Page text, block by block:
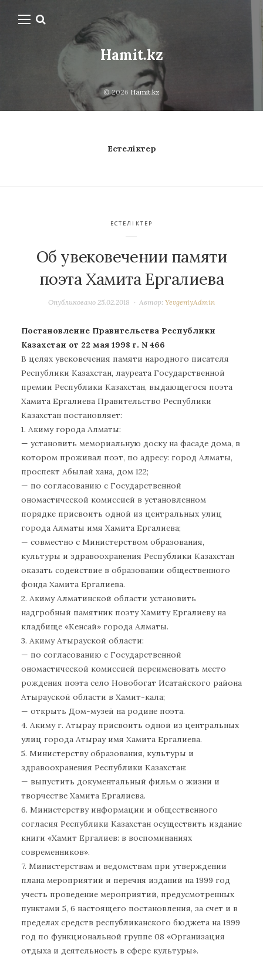
Hamit.kz
© 2026 Hamit.kz
Естеліктер
ЕСТЕЛІКТЕР
Об увековечении памяти
поэта Хамита Ергалиева
Опубликовано 25.02.2018 Автор:YevgeniyAdmin
Постановление Правительства Республики
Казахстан от 22 мая 1998 г. N 466
В целях увековечения памяти народного писателя
Республики Казахстан, лауреата Государственной
премии Республики Казахстан, выдающегося поэта
Хамита Ергалиева Правительство Республики
Казахстан постановляет:
1. Акиму города Алматы:
— установить мемориальную доску на фасаде дома, в
котором проживал поэт, по адресу: город Алматы,
проспект Абылай хана, дом 122;
— по согласованию с Государственной
ономастической комиссией в установленном
порядке присвоить одной из центральных улиц
города Алматы имя Хамита Ергалиева;
— совместно с Министерством образования,
культуры и здравоохранения Республики Казахстан
оказать содействие в образовании общественного
фонда Хамита Ергалиева.
2. Акиму Алматинской области установить
надгробный памятник поэту Хамиту Ергалиеву на
кладбище «Кенсай» города Алматы.
3. Акиму Атырауской области:
— по согласованию с Государственной
ономастической комиссией переименовать место
рождения поэта село Новобогат Исатайского района
Атырауской области в Хамит-кала;
— открыть Дом-музей на родине поэта.
4. Акиму г. Атырау присвоить одной из центральных
улиц города Атырау имя Хамита Ергалиева.
5. Министерству образования, культуры и
здравоохранения Республики Казахстан:
— выпустить документальный фильм о жизни и
творчестве Хамита Ергалиева.
6. Министерству информации и общественного
согласия Республики Казахстан осуществить издание
книги «Хамит Ергалиев: в воспоминаниях
современников».
7. Министерствам и ведомствам при утверждении
плана мероприятий и перечня изданий на 1999 год
учесть проведение мероприятий, предусмотренных
пунктами 5, 6 настоящего постановления, за счет и в
пределах средств республиканского бюджета на 1999
год по функциональной группе 08 «Организация
отдыха и деятельность в сфере культуры».